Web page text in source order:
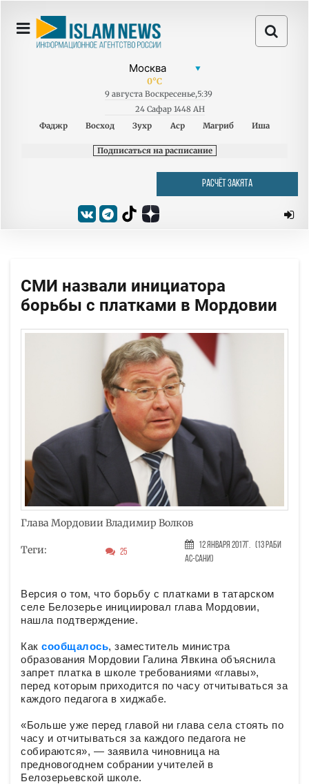
0°C
9 августа Воскресенье,5:39
24 Сафар 1448 AH
Фаджр
Восход Зухр Аср Магриб Иша
Подписаться на расписание
РАСЧЁТ ЗАКЯТА
СМИ назвали инициатора
борьбы с платками в Мордовии
Глава Мордовии Владимир Волков
Теги: 25
12 Января 2017г.
(13 Раби
ас-сани)
Версия о том, что борьбу с платками в татарском
селе Белозерье инициировал глава Мордовии,
нашла подтверждение.
Как сообщалось, заместитель министра
образования Мордовии Галина Явкина объяснила
запрет платка в школе требованиями «главы»,
перед которым приходится по часу отчитываться за
каждого педагога в хиджабе.
«Больше уже перед главой ни глава села стоять по
часу и отчитываться за каждого педагога не
собираются», — заявила чиновница на
предновогоднем собрании учителей в
Белозерьевской школе.